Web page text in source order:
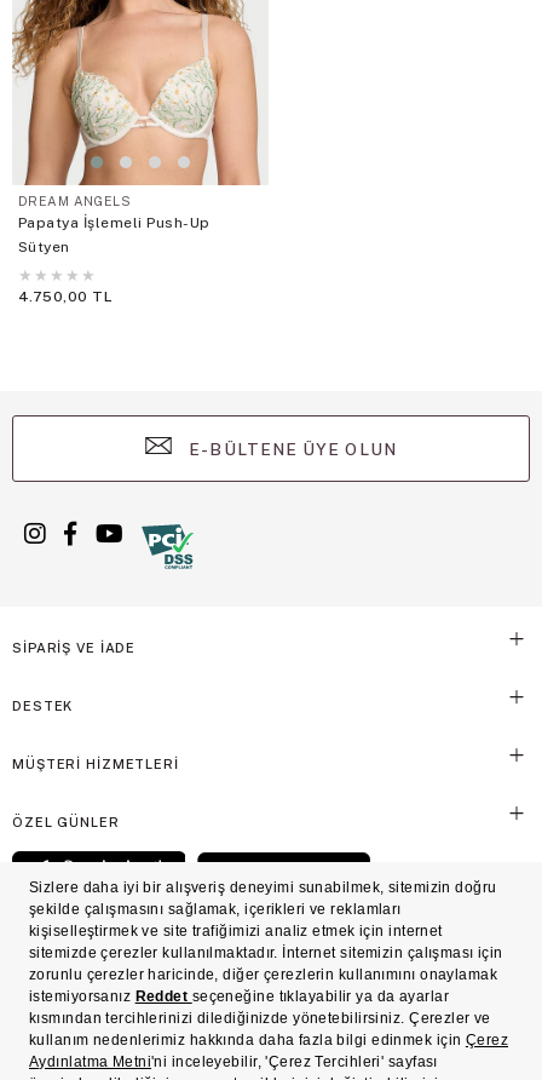
DREAM ANGELS
Papatya İşlemeli Push-Up
Sütyen
★ ★ ★ ★ ★
4.750,00 TL
E-BÜLTENE ÜYE OLUN
SİPARİŞ VE İADE
DESTEK
MÜŞTERİ HİZMETLERİ
ÖZEL GÜNLER
© Victoria's Secret Shaya Mağazacılık A.Ş. Franchise lisansı aracılığıyla işletilen ticari
markasıdır. Her hakkı saklıdır.
Süreç Bazlı Müşteri Aydınlatma Metni
Üyelik ve Gizlilik Sözleşmesi
İşlem Rehberi